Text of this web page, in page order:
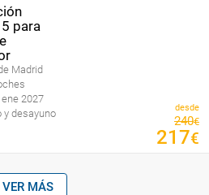
Madrid
2027
y desayuno
desde
240€
217€
VER MÁS